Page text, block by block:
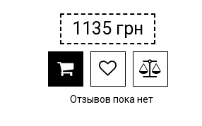
1135 грн
Отзывов пока нет